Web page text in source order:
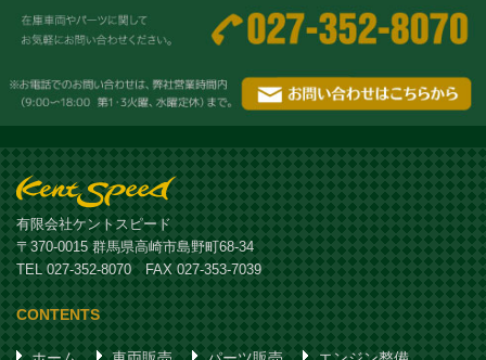
有限会社ケントスピード
〒370-0015 群馬県高崎市島野町68-34
TEL 027-352-8070 FAX 027-353-7039
CONTENTS